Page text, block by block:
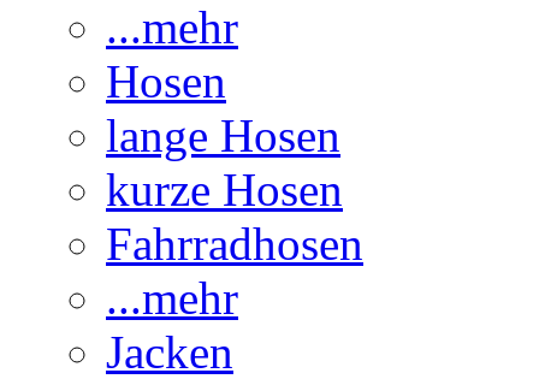
...mehr
Hosen
lange Hosen
kurze Hosen
Fahrradhosen
...mehr
Jacken